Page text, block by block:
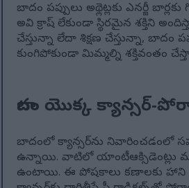
బాదం పప్పులు అథ్లెట్లకు ఎనర్జీ
అవి క్రాష్ లేకుండా స్థిరమైన శక్తిని
చేస్తున్నా లేదా శిక్షణ చేస్తున్నా, బాదం
కుంగిపోకుండా మిమ్మల్ని శక్తివంతం
బాదం యొక్క క్యాన్సర్-
బాదంలో క్యాన్సర్‌ను నివారించడంలో
ఉన్నాయి. వాటిలో యాంటీఆక్సిడెంట్లు
ఉంటాయి. ఈ పోషకాలు కణాలకు హాని